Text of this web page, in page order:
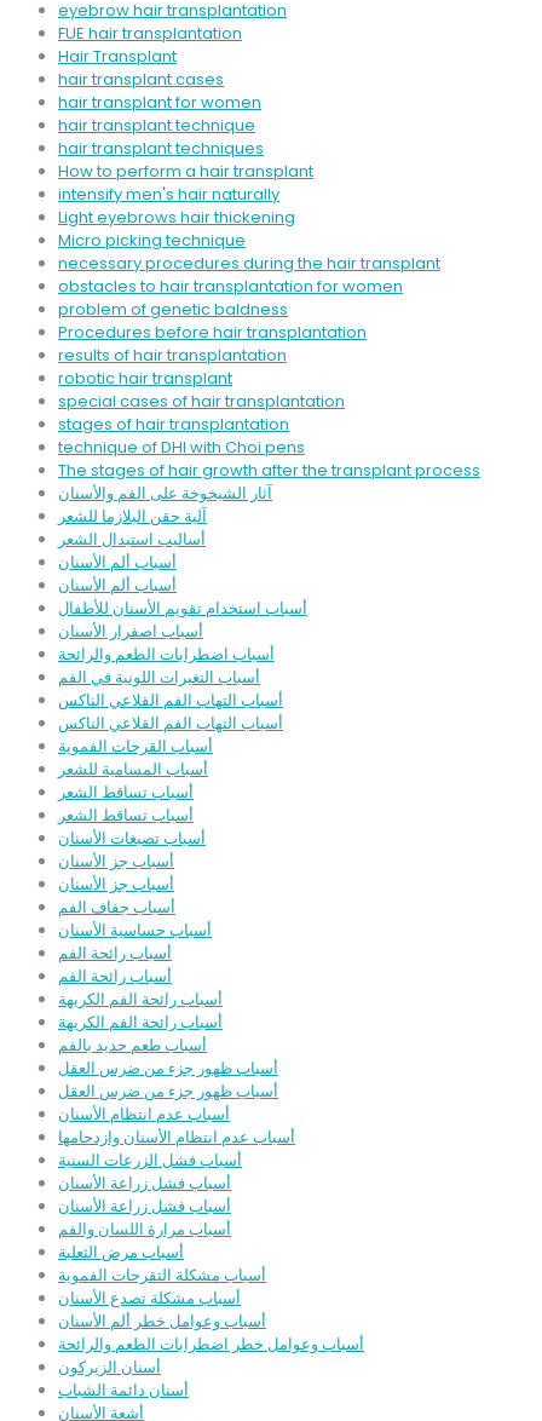
eyebrow hair transplantation
FUE hair transplantation
Hair Transplant
hair transplant cases
hair transplant for women
hair transplant technique
hair transplant techniques
How to perform a hair transplant
intensify men's hair naturally
Light eyebrows hair thickening
Micro picking technique
necessary procedures during the hair transplant
obstacles to hair transplantation for women
problem of genetic baldness
Procedures before hair transplantation
results of hair transplantation
robotic hair transplant
special cases of hair transplantation
stages of hair transplantation
technique of DHI with Choi pens
The stages of hair growth after the transplant process
آثار الشيخوخة على الفم والأسنان
آلية حقن البلازما للشعر
أساليب استبدال الشعر
أسباب ألم الأسنان
أسباب ألم الأسنان
أسباب استخدام تقويم الأسنان للأطفال
أسباب اصفرار الأسنان
أسباب اضطرابات الطعم والرائحة
أسباب التغيرات اللونية في الفم
أسباب التهاب الفم القلاعي الناكس
أسباب التهاب الفم القلاعي الناكس
أسباب القرحات الفموية
أسباب المسامية للشعر
أسباب تساقط الشعر
أسباب تساقط الشعر
أسباب تصبغات الأسنان
أسباب جز الأسنان
أسباب جز الأسنان
أسباب جفاف الفم
أسباب حساسية الأسنان
أسباب رائحة الفم
أسباب رائحة الفم
أسباب رائحة الفم الكريهة
أسباب رائحة الفم الكريهة
أسباب طعم حديد بالفم
أسباب ظهور جزء من ضرس العقل
أسباب ظهور جزء من ضرس العقل
أسباب عدم انتظام الأسنان
أسباب عدم انتظام الأسنان وازدحامها
أسباب فشل الزرعات السنية
أسباب فشل زراعة الأسنان
أسباب فشل زراعة الأسنان
أسباب مرارة اللسان والفم
أسباب مرض الثعلبة
أسباب مشكلة التقرحات الفموية
أسباب مشكلة تصدع الأسنان
أسباب وعوامل خطر ألم الأسنان
أسباب وعوامل خطر اضطرابات الطعم والرائحة
أسنان الزيركون
أسنان دائمة الشباب
أشعة الأسنان